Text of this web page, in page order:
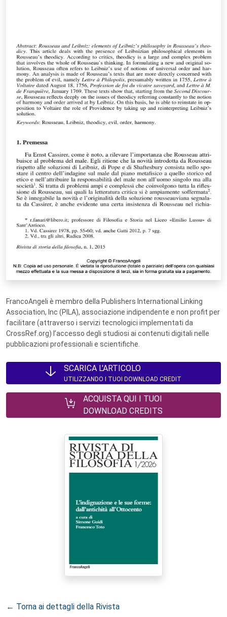
FrancoAngeli è membro della Publishers International Linking
Association, Inc (PILA), associazione indipendente e non profit per
facilitare (attraverso i servizi tecnologici implementati da
CrossRef.org) l’accesso degli studiosi ai contenuti digitali nelle
pubblicazioni professionali e scientifiche.
SCARICA L'ARTICOLO
UTILIZZANDO I TUOI DOWNLOAD CREDIT
ACQUISTA QUI I TUOI
DOWNLOAD CREDITS
← Torna ai dettagli della Rivista